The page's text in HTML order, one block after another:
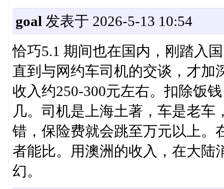
goal 发表于 2026-5-13 10:54
恰巧5.1 期间也在国内，刚踏入
直到与网约车司机的交谈，才加
收入约250-300元左右。扣除饭
几。司机是上海土著，车是老
错，保险费就会跳至万元以上。
者能比。用澳洲的收入，在大陆
幻。